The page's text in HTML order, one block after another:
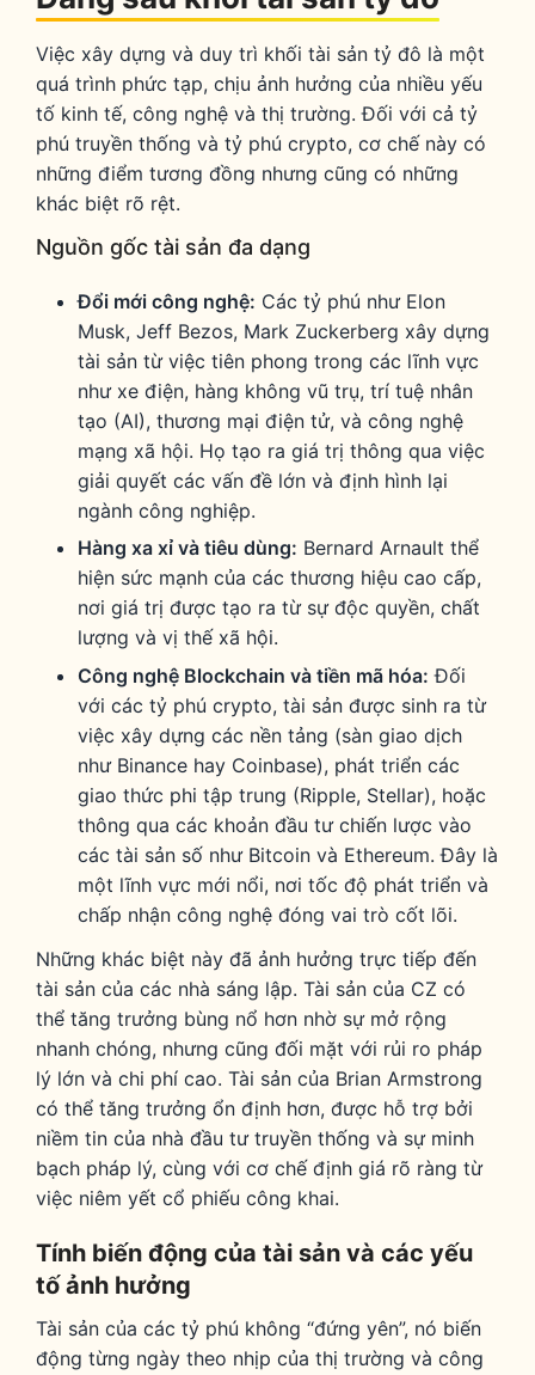
Việc xây dựng và duy trì khối tài sản tỷ đô là một
quá trình phức tạp, chịu ảnh hưởng của nhiều yếu
tố kinh tế, công nghệ và thị trường. Đối với cả tỷ
phú truyền thống và tỷ phú crypto, cơ chế này có
những điểm tương đồng nhưng cũng có những
khác biệt rõ rệt.
Nguồn gốc tài sản đa dạng
Đổi mới công nghệ: Các tỷ phú như Elon
Musk, Jeff Bezos, Mark Zuckerberg xây dựng
tài sản từ việc tiên phong trong các lĩnh vực
như xe điện, hàng không vũ trụ, trí tuệ nhân
tạo (AI), thương mại điện tử, và công nghệ
mạng xã hội. Họ tạo ra giá trị thông qua việc
giải quyết các vấn đề lớn và định hình lại
ngành công nghiệp.
Hàng xa xỉ và tiêu dùng: Bernard Arnault thể
hiện sức mạnh của các thương hiệu cao cấp,
nơi giá trị được tạo ra từ sự độc quyền, chất
lượng và vị thế xã hội.
Công nghệ Blockchain và tiền mã hóa: Đối
với các tỷ phú crypto, tài sản được sinh ra từ
việc xây dựng các nền tảng (sàn giao dịch
như Binance hay Coinbase), phát triển các
giao thức phi tập trung (Ripple, Stellar), hoặc
thông qua các khoản đầu tư chiến lược vào
các tài sản số như Bitcoin và Ethereum. Đây là
một lĩnh vực mới nổi, nơi tốc độ phát triển và
chấp nhận công nghệ đóng vai trò cốt lõi.
Những khác biệt này đã ảnh hưởng trực tiếp đến
tài sản của các nhà sáng lập. Tài sản của CZ có
thể tăng trưởng bùng nổ hơn nhờ sự mở rộng
nhanh chóng, nhưng cũng đối mặt với rủi ro pháp
lý lớn và chi phí cao. Tài sản của Brian Armstrong
có thể tăng trưởng ổn định hơn, được hỗ trợ bởi
niềm tin của nhà đầu tư truyền thống và sự minh
bạch pháp lý, cùng với cơ chế định giá rõ ràng từ
việc niêm yết cổ phiếu công khai.
Tính biến động của tài sản và các yếu
tố ảnh hưởng
Tài sản của các tỷ phú không “đứng yên”, nó biến
động từng ngày theo nhịp của thị trường và công